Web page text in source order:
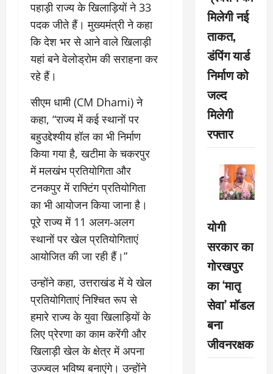
पहाड़ी राज्य के खिलाड़ियों ने 33
पदक जीते हैं। मुख्यमंत्री ने कहा
कि देश भर से आने वाले खिलाड़ी
यहां बने वेलोड्रोम की सराहना कर
रहे हैं।
सीएम धामी (CM Dhami) ने
कहा, “राज्य में कई स्थानों पर
बहुउद्देश्यीय हॉल का भी निर्माण
किया गया है, खटीमा के चकरपुर
में मलखंभ प्रतियोगिता और
टनकपुर में राफ्टिंग प्रतियोगिता
का भी आयोजन किया जाना है।
पूरे राज्य में 11 अलग-अलग
स्थानों पर खेल प्रतियोगिताएं
आयोजित की जा रही हैं।”
उन्होंने कहा, उत्तराखंड में ये खेल
प्रतियोगिताएं निश्चित रूप से
हमारे राज्य के युवा खिलाड़ियों के
लिए प्रेरणा का काम करेंगी और
खिलाड़ी खेल के क्षेत्र में अपना
उज्ज्वल भविष्य बनाएंगे। उन्होंने
मिलेगी नई
ताकत,
डंपिंग यार्ड
निर्माण को
जल्द
मिलेगी
रफ्तार
योगी
सरकार का
गोरखपुर
का ‘मातृ
सेवा’ मॉडल
बना
जीवनरक्षक